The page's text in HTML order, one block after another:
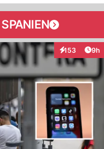
153
Interaktionen
9h